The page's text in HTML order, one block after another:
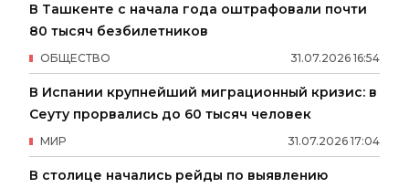
В Ташкенте с начала года оштрафовали почти
80 тысяч безбилетников
31.07.2026 16:54
ОБЩЕСТВО
В Испании крупнейший миграционный кризис: в
Сеуту прорвались до 60 тысяч человек
31.07.2026 17:04
МИР
В столице начались рейды по выявлению